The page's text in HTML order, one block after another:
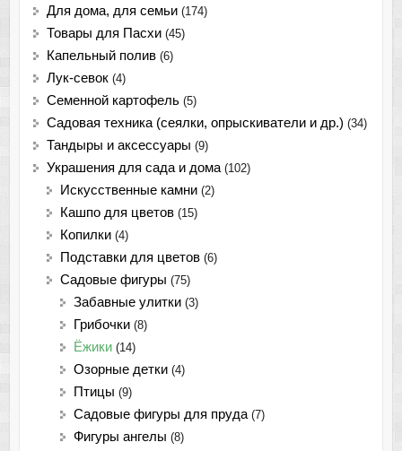
Для дома, для семьи (174)
Товары для Пасхи (45)
Капельный полив (6)
Лук-севок (4)
Семенной картофель (5)
Садовая техника (сеялки, опрыскиватели и др.) (34)
Тандыры и аксессуары (9)
Украшения для сада и дома (102)
Искусственные камни (2)
Кашпо для цветов (15)
Копилки (4)
Подставки для цветов (6)
Садовые фигуры (75)
Забавные улитки (3)
Грибочки (8)
Ёжики (14)
Озорные детки (4)
Птицы (9)
Садовые фигуры для пруда (7)
Фигуры ангелы (8)